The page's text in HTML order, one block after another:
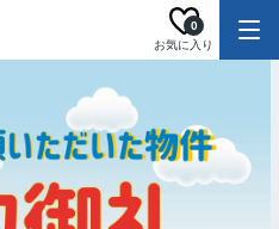
お気に入り
0